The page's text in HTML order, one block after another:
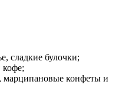
сладкие булочки;
кофе;
марципановые конфеты и